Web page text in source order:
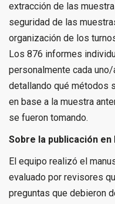
extracción de las
seguridad de las
organización de los
Los 876 informes
personalmente cada
detallando qué métodos
en base a la muestra
se fueron tomando.
Sobre la publicación en
El equipo realizó el
evaluado por revisores
preguntas que debieron